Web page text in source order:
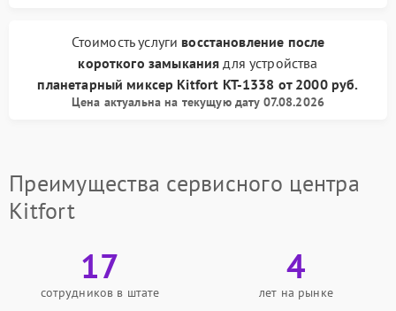
Стоимость услуги восстановление после
короткого замыкания для устройства
планетарный миксер Kitfort КТ-1338 от 2000 руб.
Цена актуальна на текущую дату 07.08.2026
Преимущества сервисного центра
Kitfort
17
сотрудников в штате
4
лет на рынке